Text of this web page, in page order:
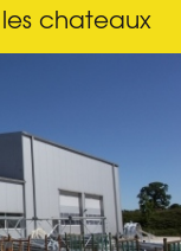
chateaux